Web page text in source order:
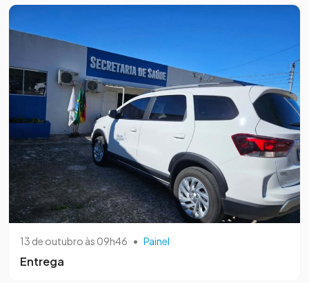
13 de outubro às 09h46 • Painel
Entrega